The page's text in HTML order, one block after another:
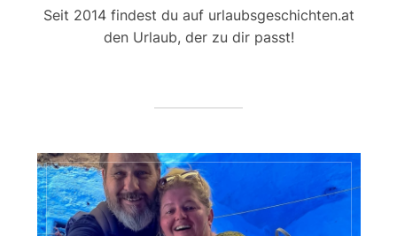
Seit 2014 findest du auf urlaubsgeschichten.at
den Urlaub, der zu dir passt!